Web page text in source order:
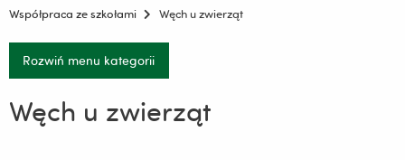
Współpraca ze szkołami
Węch u zwierząt
Rozwiń menu kategorii
Węch u zwierząt